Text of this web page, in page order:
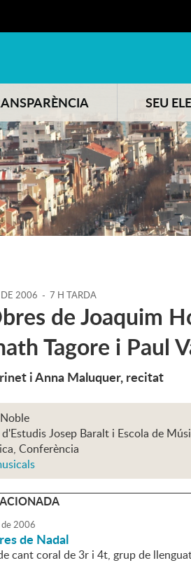
SEU
DE 2006 - 7 H TARDA
de Joaquim
Tagore i Paul
i Anna Maluquer, recitat
Josep Baralt i Escola de
Conferència
de2006
de Nadal
cant coral de 3r i 4t, grup de